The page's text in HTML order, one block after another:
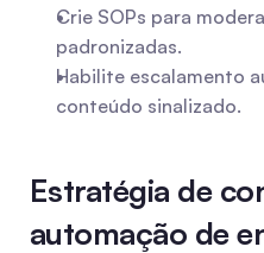
Crie SOPs para
padronizadas.
Habilite escalamento
conteúdo sinalizado.
Estratégia de
automação de